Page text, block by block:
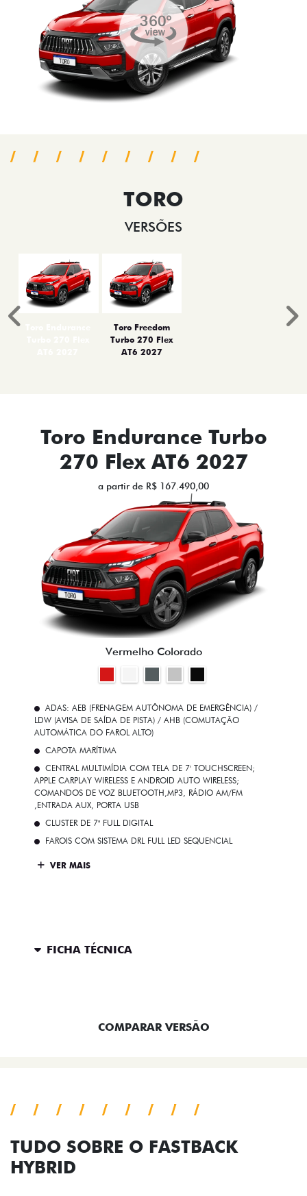
TORO
VERSÕES
Toro Freedom
Turbo 270 Flex
AT6 2027
Anterior
Toro Endurance Turbo
270 Flex AT6 2027
a partir de R$ 167.490,00
Vermelho Colorado
ADAS: AEB (FRENAGEM AUTÔNOMA DE EMERGÊNCIA) /
LDW (AVISA DE SAÍDA DE PISTA) / AHB (COMUTAÇÃO
AUTOMÁTICA DO FAROL ALTO)
CAPOTA MARÍTIMA
CENTRAL MULTIMÍDIA COM TELA DE 7' TOUCHSCREEN;
APPLE CARPLAY WIRELESS E ANDROID AUTO WIRELESS;
COMANDOS DE VOZ BLUETOOTH,MP3, RÁDIO AM/FM
,ENTRADA AUX, PORTA USB
CLUSTER DE 7" FULL DIGITAL
FAROIS COM SISTEMA DRL FULL LED SEQUENCIAL
VER MAIS
FICHA TÉCNICA
COMPARAR VERSÃO
TUDO SOBRE O FASTBACK
HYBRID